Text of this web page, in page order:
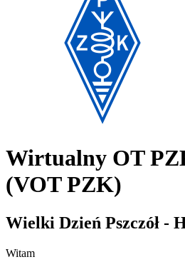
Wirtualny OT
(VOT PZK)
Wielki Dzień Pszczół -
Witam